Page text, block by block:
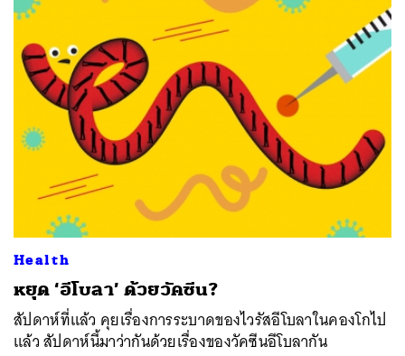
Health
หยุด ‘อีโบลา’ ด้วยวัคซีน?
สัปดาห์ที่แล้ว คุยเรื่องการระบาดของไวรัสอีโบลาในคองโกไป
แล้ว สัปดาห์นี้มาว่ากันด้วยเรื่องของวัคซีนอีโบลากัน
ค้นหา
SHARE TWEET LINE EMAIL